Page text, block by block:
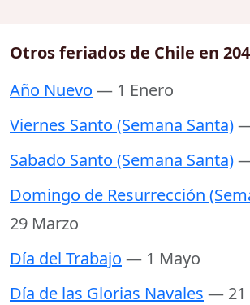
Otros feriados de Chile en
Año Nuevo — 1 Enero
Viernes Santo (Semana Santa)
Sabado Santo (Semana Santa)
Domingo de Resurrección
29 Marzo
Día del Trabajo — 1 Mayo
Día de las Glorias Navales — 21